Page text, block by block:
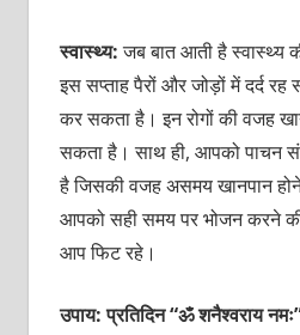
स्वास्थ्य:जब बात आती है स्वास्थ्य
इस सप्ताह पैरों और जोड़ों में दर्द
कर सकता है। इन रोगों की वजह
सकता है। साथ ही, आपको पाचन
है जिसकी वजह असमय खानपान
आपको सही समय पर भोजन करने की
आप फिट रहे।
उपाय: प्रतिदिन “ॐ शनैश्वराय